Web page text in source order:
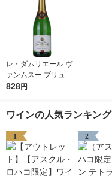
レ・ダムリエール ヴ
ァンムスー ブリュッ
ト11°750ml 1本 フラ
828円
ワインの人気ランキング
1 2